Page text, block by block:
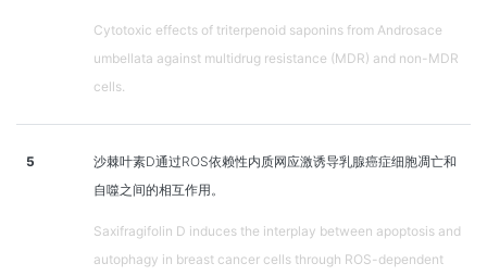
Cytotoxic effects of triterpenoid saponins from Androsace
umbellata against multidrug resistance (MDR) and non-MDR
cells.
5
沙棘叶素D通过ROS依赖性内质网应激诱导乳腺癌症细胞凋亡和
自噬之间的相互作用。
Saxifragifolin D induces the interplay between apoptosis and
autophagy in breast cancer cells through ROS-dependent